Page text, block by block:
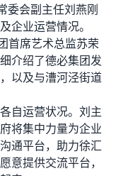
委会副主任刘燕刚
企业运营情况。
首席艺术总监苏荣
介绍了德必集团发
以及与漕河泾街道
自运营状况。刘主
将集中力量为企业
通平台，助力徐汇
意提供交流平台，